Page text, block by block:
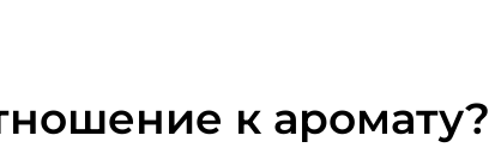
к аромату?